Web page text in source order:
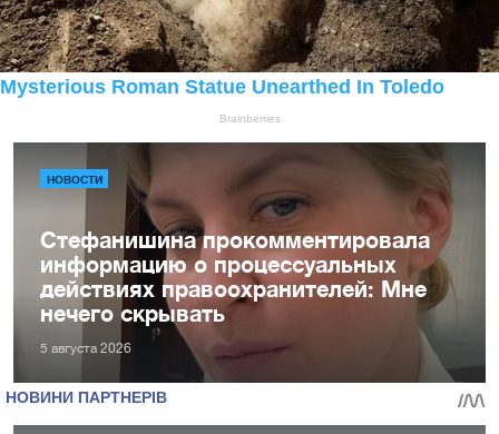
НОВОСТИ
Стефанишина прокомментировала
информацию о процессуальных
действиях правоохранителей: Мне
нечего скрывать
5 августа 2026